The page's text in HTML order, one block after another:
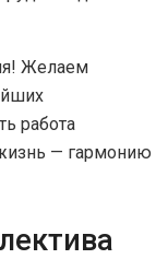
Желаем
работа
— гармонию